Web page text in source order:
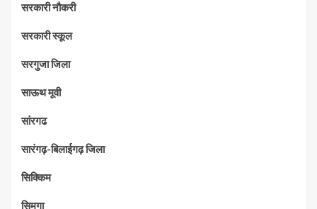
सरकारी नौकरी
सरकारी स्कूल
सरगुजा जिला
साऊथ मूवी
सांरगढ
सारंगढ़-बिलाईगढ़ जिला
सिक्किम
सिमगा